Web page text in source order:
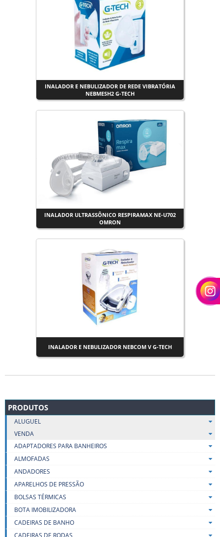
INALADOR E NEBULIZADOR DE REDE VIBRATÓRIA
NEBMESH2 G-TECH
INALADOR ULTRASSÔNICO RESPIRAMAX NE-U702
OMRON
INALADOR E NEBULIZADOR NEBCOM V G-TECH
PRODUTOS
ALUGUEL
VENDA
ADAPTADORES PARA BANHEIROS
ALMOFADAS
ANDADORES
APARELHOS DE PRESSÃO
BOLSAS TÉRMICAS
BOTA IMOBILIZADORA
CADEIRAS DE BANHO
CADEIRAS DE RODAS